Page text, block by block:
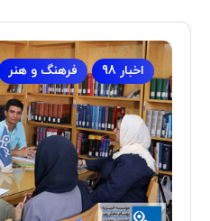
اخبار 98 فرهنگ و هنر